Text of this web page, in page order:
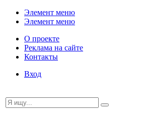
Элемент меню
Элемент меню
О проекте
Реклама на сайте
Контакты
Вход